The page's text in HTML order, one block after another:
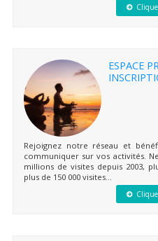
ESPACE
Rejoignez notre réseau et
communiquer sur vos activités.
millions de visites depuis 2003,
plus de 150 000 visites...